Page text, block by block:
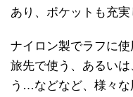
あり、ポケットも充実
ナイロン製でラフに使
旅先で使う、あるい
う…などなど、様々な